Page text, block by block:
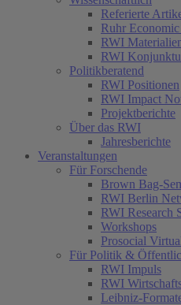
Referierte
Ruhr Economic
RWI
RWI
Politikberatend
RWI Positionen
RWI Impact
Projektberichte
Über das RWI
Jahresberichte
Veranstaltungen
Für Forschende
Brown Bag-
RWI Berlin
RWI Research
Workshops
Prosocial
Für Politik &
RWI Impuls
RWI
Leibniz-